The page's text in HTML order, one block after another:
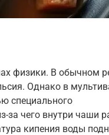
физики. В обычном
Однако в
специального
за чего внутри чаши
кипения воды